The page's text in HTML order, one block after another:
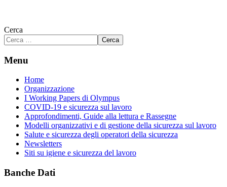
Cerca
Cerca
Menu
Home
Organizzazione
I Working Papers di Olympus
COVID-19 e sicurezza sul lavoro
Approfondimenti, Guide alla lettura e Rassegne
Modelli organizzativi e di gestione della sicurezza sul lavoro
Salute e sicurezza degli operatori della sicurezza
Newsletters
Siti su igiene e sicurezza del lavoro
Banche Dati